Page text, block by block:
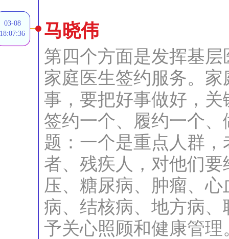
03-08
18:07:36
马晓伟
第四个方面是发挥基
家庭医生签约服务。
事，要把好事做好，
签约一个、履约一个
题：一个是重点人群
者、残疾人，对他们
压、糖尿病、肿瘤、
病、结核病、地方病
予关心照顾和健康管